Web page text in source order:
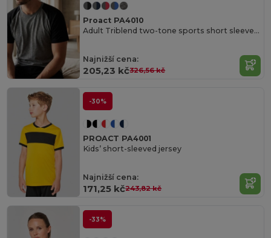
Proact PA4010
Adult Triblend two-tone sports short sleeve t-shirt
Najnižší cena:
205,23 kč326,56 kč
-30%
PROACT PA4001
Kids’ short-sleeved jersey
Najnižší cena:
171,25 kč243,82 kč
-33%